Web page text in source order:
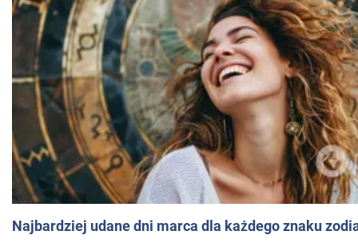
Najbardziej udane dni marca dla każdego znaku